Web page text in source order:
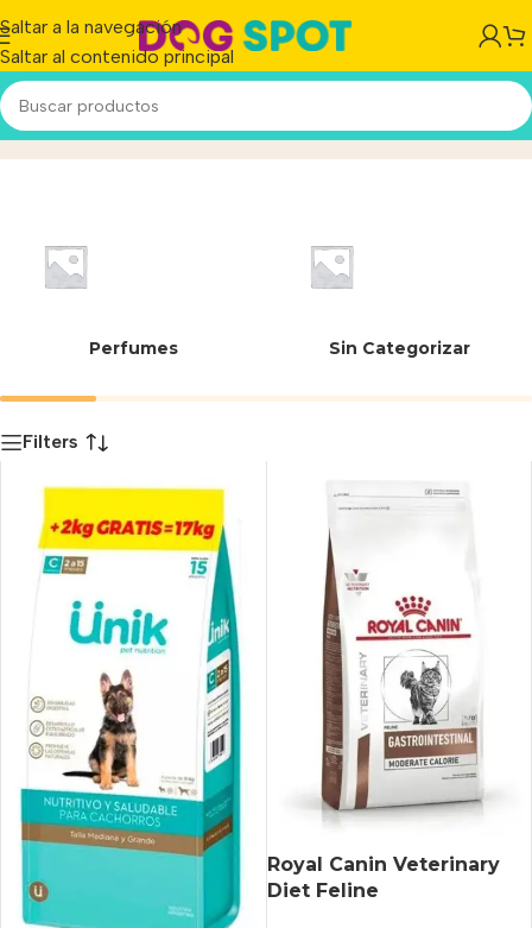
Saltar a la navegación
Saltar al contenido principal
7790187000612Inicio/Producto
Perfumes Sin Categorizar
Filters
Royal Canin Veterinary
Diet Feline